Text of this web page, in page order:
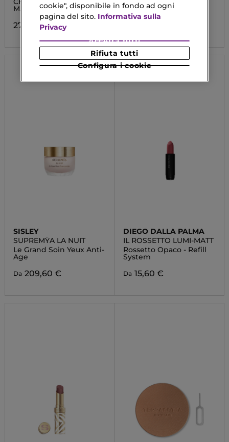
MAUVE REF
27,75 €
150,90 €
SISLEY
SUPREMŸA LA NUIT
Le Grand Soin Yeux Anti-
Age
Da 209,60 €
DIEGO DALLA PALMA
IL ROSSETTO LUMI-MATT
Rossetto Opaco - Refill
System
Da 15,60 €
cookie", disponibile in fondo ad ogni
pagina del sito. Informativa sulla
Privacy
Configura i cookie
Rifiuta tutti
Accetta tutti